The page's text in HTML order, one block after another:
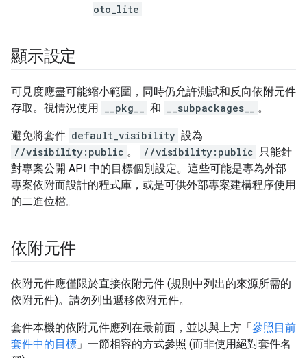
oto_lite
顯示設定
可見度應盡可能縮小範圍，同時仍允許測試和反向依附元件
存取。視情況使用
__pkg__ 和 __subpackages__ 。
避免將套件 default_visibility 設為
//visibility:public 。 //visibility:public 只能針
對專案公開 API 中的目標個別設定。這些可能是專為外部
專案依附而設計的程式庫，或是可供外部專案建構程序使用
的二進位檔。
依附元件
依附元件應僅限於直接依附元件 (規則中列出的來源所需的
依附元件)。請勿列出遞移依附元件。
套件本機的依附元件應列在最前面，並以與上方「參照目前
套件中的目標 」一節相容的方式參照 (而非使用絕對套件名